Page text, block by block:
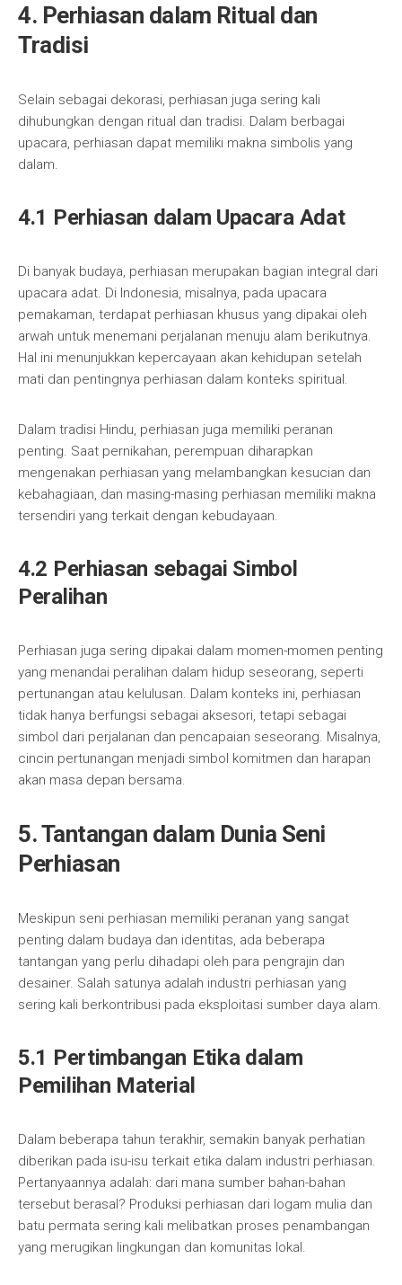
4. Perhiasan dalam Ritual dan
Tradisi
Selain sebagai dekorasi, perhiasan juga sering kali
dihubungkan dengan ritual dan tradisi. Dalam berbagai
upacara, perhiasan dapat memiliki makna simbolis yang
dalam.
4.1 Perhiasan dalam Upacara Adat
Di banyak budaya, perhiasan merupakan bagian integral dari
upacara adat. Di Indonesia, misalnya, pada upacara
pemakaman, terdapat perhiasan khusus yang dipakai oleh
arwah untuk menemani perjalanan menuju alam berikutnya.
Hal ini menunjukkan kepercayaan akan kehidupan setelah
mati dan pentingnya perhiasan dalam konteks spiritual.
Dalam tradisi Hindu, perhiasan juga memiliki peranan
penting. Saat pernikahan, perempuan diharapkan
mengenakan perhiasan yang melambangkan kesucian dan
kebahagiaan, dan masing-masing perhiasan memiliki makna
tersendiri yang terkait dengan kebudayaan.
4.2 Perhiasan sebagai Simbol
Peralihan
Perhiasan juga sering dipakai dalam momen-momen penting
yang menandai peralihan dalam hidup seseorang, seperti
pertunangan atau kelulusan. Dalam konteks ini, perhiasan
tidak hanya berfungsi sebagai aksesori, tetapi sebagai
simbol dari perjalanan dan pencapaian seseorang. Misalnya,
cincin pertunangan menjadi simbol komitmen dan harapan
akan masa depan bersama.
5. Tantangan dalam Dunia Seni
Perhiasan
Meskipun seni perhiasan memiliki peranan yang sangat
penting dalam budaya dan identitas, ada beberapa
tantangan yang perlu dihadapi oleh para pengrajin dan
desainer. Salah satunya adalah industri perhiasan yang
sering kali berkontribusi pada eksploitasi sumber daya alam.
5.1 Pertimbangan Etika dalam
Pemilihan Material
Dalam beberapa tahun terakhir, semakin banyak perhatian
diberikan pada isu-isu terkait etika dalam industri perhiasan.
Pertanyaannya adalah: dari mana sumber bahan-bahan
tersebut berasal? Produksi perhiasan dari logam mulia dan
batu permata sering kali melibatkan proses penambangan
yang merugikan lingkungan dan komunitas lokal.